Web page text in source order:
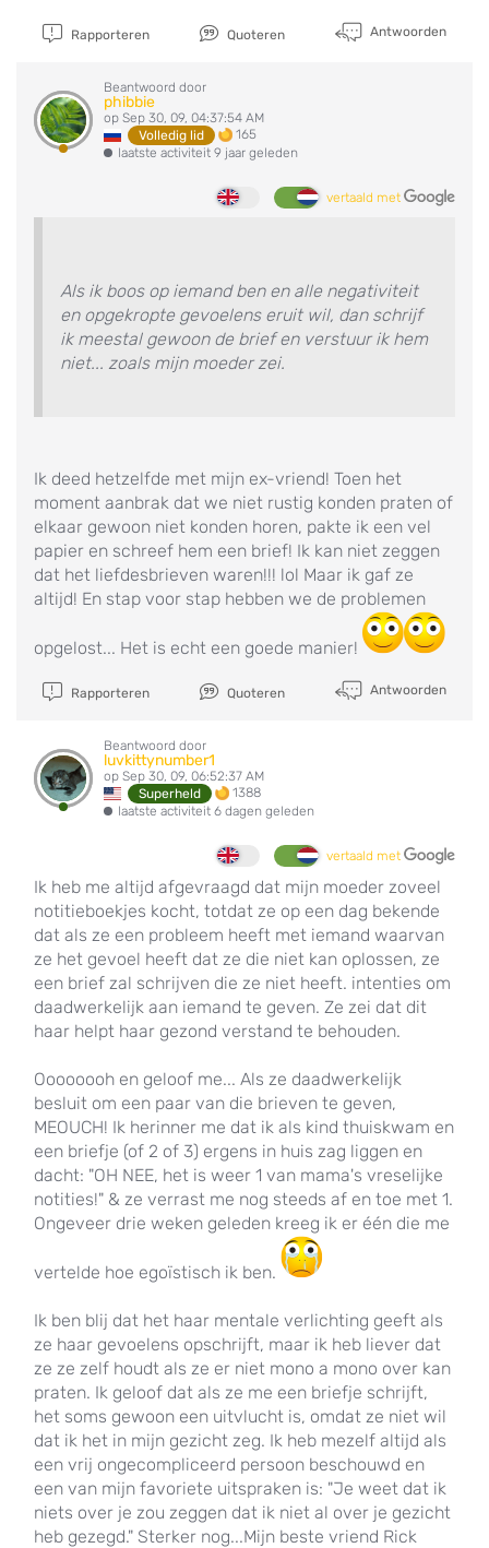
Rapporteren Quoteren Antwoorden
Beantwoord door
phibbie
op Sep 30, 09, 04:37:54 AM
Volledig lid
165
laatste activiteit 9 jaar geleden
vertaald met
Als ik boos op iemand ben en alle negativiteit
en opgekropte gevoelens eruit wil, dan schrijf
ik meestal gewoon de brief en verstuur ik hem
niet... zoals mijn moeder zei.
Ik deed hetzelfde met mijn ex-vriend! Toen het
moment aanbrak dat we niet rustig konden praten of
elkaar gewoon niet konden horen, pakte ik een vel
papier en schreef hem een brief! Ik kan niet zeggen
dat het liefdesbrieven waren!!! lol Maar ik gaf ze
altijd! En stap voor stap hebben we de problemen
opgelost... Het is echt een goede manier!
Rapporteren Quoteren Antwoorden
Beantwoord door
luvkittynumber1
op Sep 30, 09, 06:52:37 AM
Superheld
1388
laatste activiteit 6 dagen geleden
vertaald met
Ik heb me altijd afgevraagd dat mijn moeder zoveel
notitieboekjes kocht, totdat ze op een dag bekende
dat als ze een probleem heeft met iemand waarvan
ze het gevoel heeft dat ze die niet kan oplossen, ze
een brief zal schrijven die ze niet heeft. intenties om
daadwerkelijk aan iemand te geven. Ze zei dat dit
haar helpt haar gezond verstand te behouden.
Oooooooh en geloof me... Als ze daadwerkelijk
besluit om een paar van die brieven te geven,
MEOUCH! Ik herinner me dat ik als kind thuiskwam en
een briefje (of 2 of 3) ergens in huis zag liggen en
dacht: "OH NEE, het is weer 1 van mama's vreselijke
notities!" & ze verrast me nog steeds af en toe met 1.
Ongeveer drie weken geleden kreeg ik er één die me
vertelde hoe egoïstisch ik ben.
Ik ben blij dat het haar mentale verlichting geeft als
ze haar gevoelens opschrijft, maar ik heb liever dat
ze ze zelf houdt als ze er niet mono a mono over kan
praten. Ik geloof dat als ze me een briefje schrijft,
het soms gewoon een uitvlucht is, omdat ze niet wil
dat ik het in mijn gezicht zeg. Ik heb mezelf altijd als
een vrij ongecompliceerd persoon beschouwd en
een van mijn favoriete uitspraken is: "Je weet dat ik
niets over je zou zeggen dat ik niet al over je gezicht
heb gezegd." Sterker nog...Mijn beste vriend Rick